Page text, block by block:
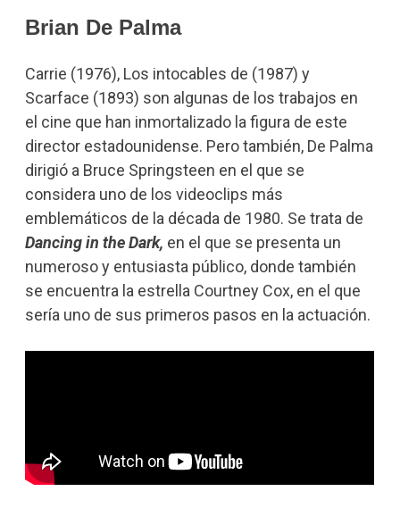
Brian De Palma
Carrie (1976), Los intocables de (1987) y
Scarface (1893) son algunas de los trabajos en
el cine que han inmortalizado la figura de este
director estadounidense. Pero también, De Palma
dirigió a Bruce Springsteen en el que se
considera uno de los videoclips más
emblemáticos de la década de 1980. Se trata de
Dancing in the Dark, en el que se presenta un
numeroso y entusiasta público, donde también
se encuentra la estrella Courtney Cox, en el que
sería uno de sus primeros pasos en la actuación.